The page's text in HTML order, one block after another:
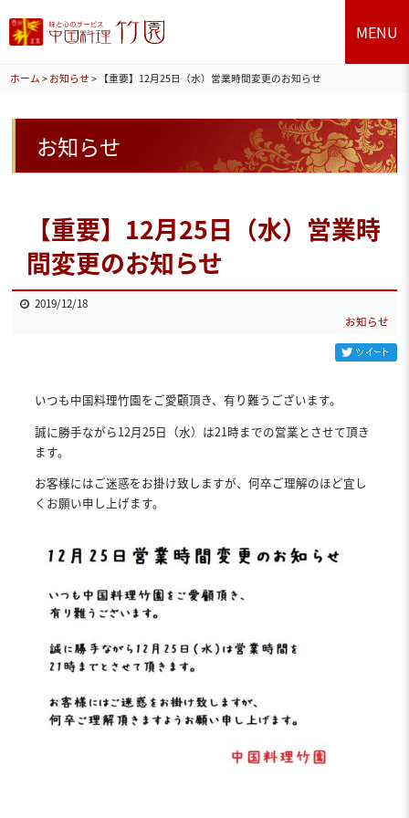
MENU
ホーム > お知らせ > 【重要】12月25日（水）営業時間変更のお知らせ
お知らせ
【重要】12月25日（水）営業時
間変更のお知らせ
2019/12/18
お知らせ
いつも中国料理竹園をご愛顧頂き、有り難うございます。
誠に勝手ながら12月25日（水）は21時までの営業とさせて頂き
ます。
お客様にはご迷惑をお掛け致しますが、何卒ご理解のほど宜し
くお願い申し上げます。